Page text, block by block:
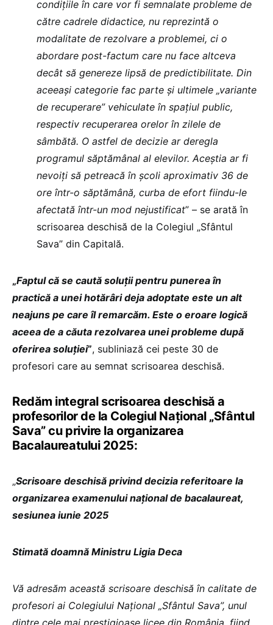
condițiile în care vor fi semnalate probleme de
către cadrele didactice, nu reprezintă o
modalitate de rezolvare a problemei, ci o
abordare post-factum care nu face altceva
decât să genereze lipsă de predictibilitate. Din
aceeași categorie fac parte și ultimele „variante
de recuperare” vehiculate în spațiul public,
respectiv recuperarea orelor în zilele de
sâmbătă. O astfel de decizie ar deregla
programul săptămânal al elevilor. Aceștia ar fi
nevoiți să petreacă în școli aproximativ 36 de
ore într-o săptămână, curba de efort fiindu-le
afectată într-un mod nejustificat” – se arată în
scrisoarea deschisă de la Colegiul „Sfântul
Sava” din Capitală.
„Faptul că se caută soluții pentru punerea în
practică a unei hotărâri deja adoptate este un alt
neajuns pe care îl remarcăm. Este o eroare logică
aceea de a căuta rezolvarea unei probleme după
oferirea soluției”, subliniază cei peste 30 de
profesori care au semnat scrisoarea deschisă.
Redăm integral scrisoarea deschisă a
profesorilor de la Colegiul Național „Sfântul
Sava” cu privire la organizarea
Bacalaureatului 2025:
„Scrisoare deschisă privind decizia referitoare la
organizarea examenului național de bacalaureat,
sesiunea iunie 2025
Stimată doamnă Ministru Ligia Deca
Vă adresăm această scrisoare deschisă în calitate de
profesori ai Colegiului Național „Sfântul Sava”, unul